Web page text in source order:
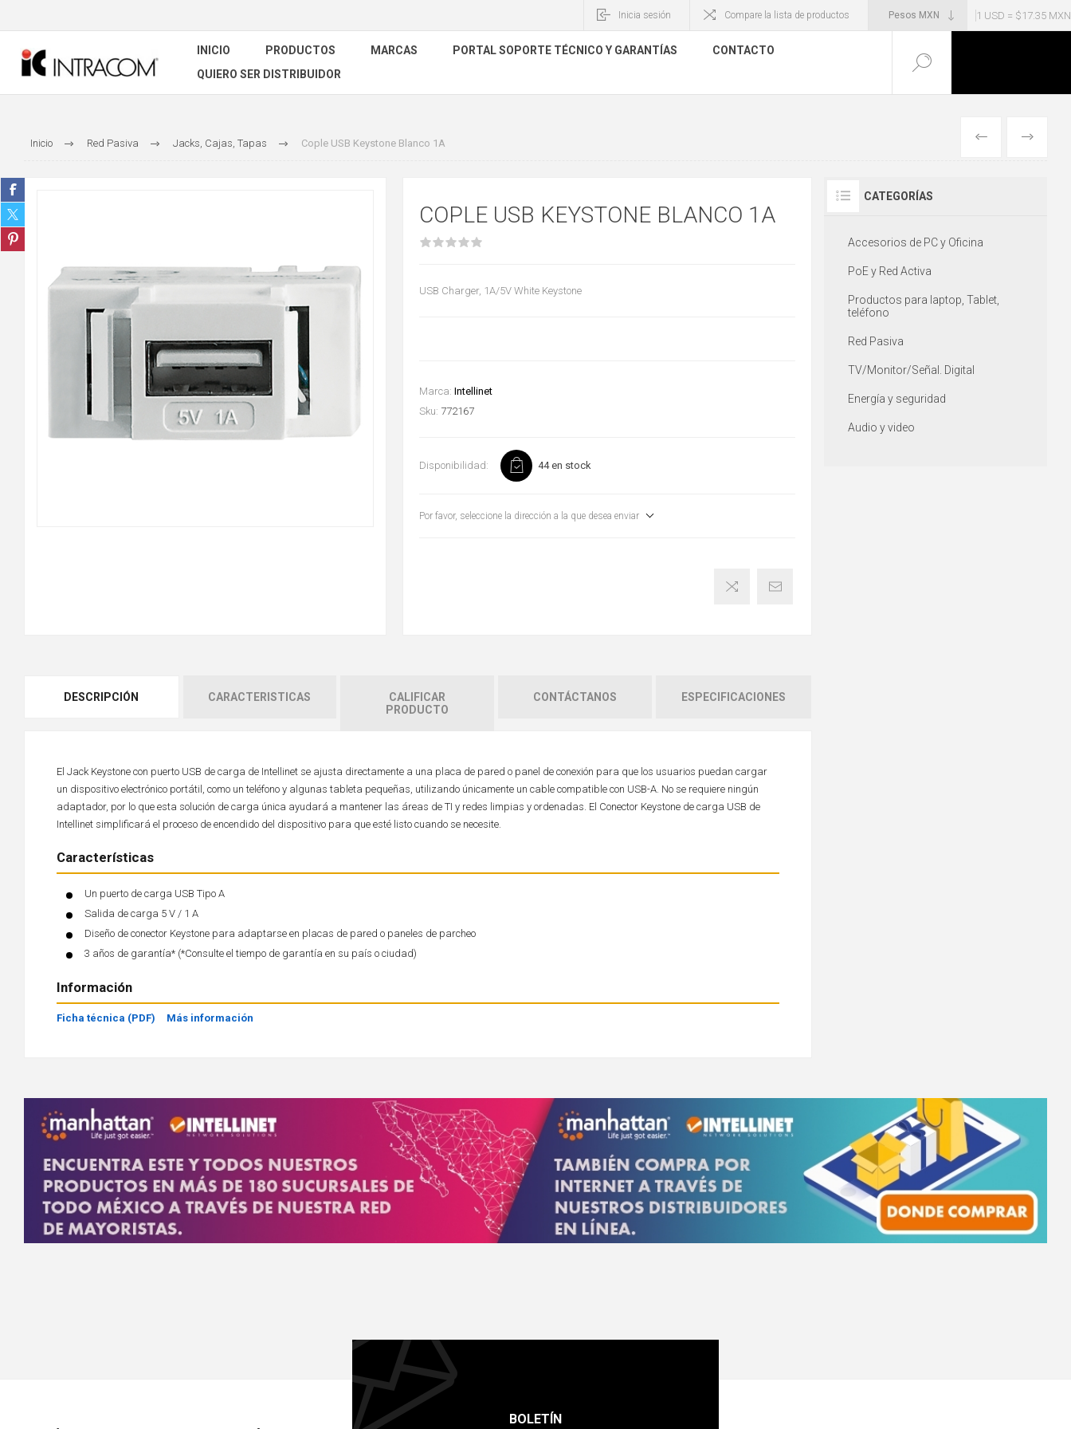
1 USD = $17.35 MXN
Inicia sesión Compare la lista de productos
INICIO PRODUCTOS MARCAS PORTAL SOPORTE TÉCNICO Y GARANTÍAS
CONTACTO
QUIERO SER DISTRIBUIDOR
Inicio Red Pasiva Jacks, Cajas, Tapas Cople USB Keystone Blanco 1A ANTERIOR
COPLE USB KEYSTONE BLANCO 1A
USB Charger, 1A/5V White Keystone
Marca: Intellinet
Sku: 772167
Disponibilidad: 44 en stock
Por favor, seleccione la dirección a la que desea enviar
DESCRIPCIÓN CARACTERISTICAS
CALIFICAR
PRODUCTO
CONTÁCTANOS ESPECIFICACIONES
El Jack Keystone con puerto USB de carga de Intellinet se ajusta directamente a una placa de pared o panel de conexión para que los usuarios puedan cargar
un dispositivo electrónico portátil, como un teléfono y algunas tableta pequeñas, utilizando únicamente un cable compatible con USB-A. No se requiere ningún
adaptador, por lo que esta solución de carga única ayudará a mantener las áreas de TI y redes limpias y ordenadas. El Conector Keystone de carga USB de
Intellinet simplificará el proceso de encendido del dispositivo para que esté listo cuando se necesite.
Características
Un puerto de carga USB Tipo A
Salida de carga 5 V / 1 A
Diseño de conector Keystone para adaptarse en placas de pared o paneles de parcheo
3 años de garantía* (*Consulte el tiempo de garantía en su país o ciudad)
Información
Ficha técnica (PDF) Más información
CATEGORÍAS
Accesorios de PC y Oficina
PoE y Red Activa
Productos para laptop, Tablet,
teléfono
Red Pasiva
TV/Monitor/Señal. Digital
Energía y seguridad
Audio y video
BOLETÍN